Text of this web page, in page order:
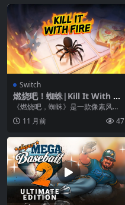
Switch
燃烧吧！蜘蛛|Kill It With Fir
e中文
《燃烧吧，蜘蛛》是一款像素风格
的第一人称视角休闲益智游戏 。在
游戏中你目的很简单...
11 月前 47